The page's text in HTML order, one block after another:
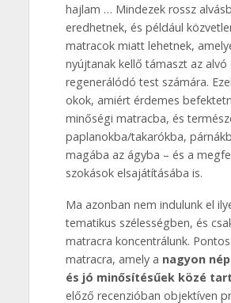
hajlam … Mindezek rossz
eredhetnek, és például
matracok miatt lehetnek,
nyújtanak kellő támaszt az alvó
regenerálódó test számára.
okok, amiért érdemes
minőségi matracba, és
paplanokba/takarókba,
magába az ágyba – és a
szokások elsajátításába is.
Ma azonban nem indulunk el
tematikus szélességben, és
matracra koncentrálunk.
matracra, amely a nagyon
és jó minősítésűek közé
előző recenzióban objektíven